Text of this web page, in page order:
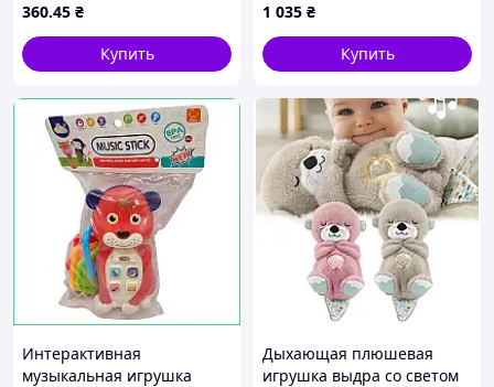
4520-KS
360.45 ₴
Купить
плюшевый, с подвижным
корпусом, в коробке
31х31х17 см.
1 035 ₴
Купить
Интерактивная
музыкальная игрушка
Дыхающая плюшевая
игрушка выдра со светом